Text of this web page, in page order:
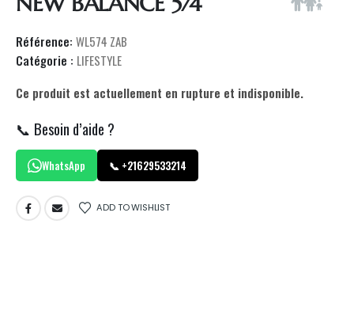
Référence: WL574 ZAB
Catégorie : LIFESTYLE
Ce produit est actuellement en rupture et indisponible.
📞 Besoin d’aide ?
WhatsApp 📞 +21629533214
ADD TO WISHLIST